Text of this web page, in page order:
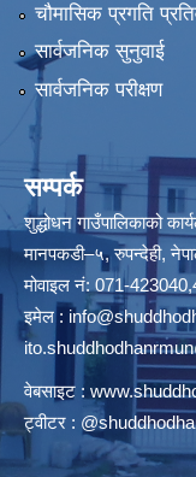
चौमासिक प्रगति
सार्वजनिक सुनुवाई
सार्वजनिक परीक्षण
सम्पर्क
शुद्धोधन गाउँपालिकाको
मानपकडी–५, रुपन्देही,
मोवाइल नं: 071-
इमेल :
वेबसाइट :
ट्वीटर :